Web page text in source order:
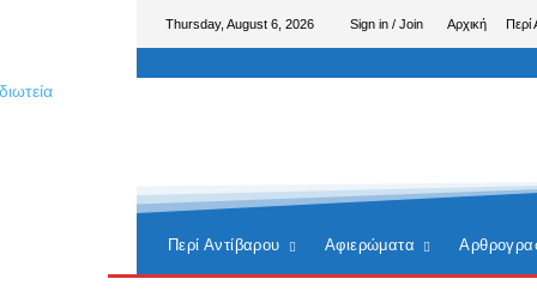
Thursday, August 6, 2026 Sign in / Join Αρχική Περί
Περί Αντίβαρου Αφιερώματα